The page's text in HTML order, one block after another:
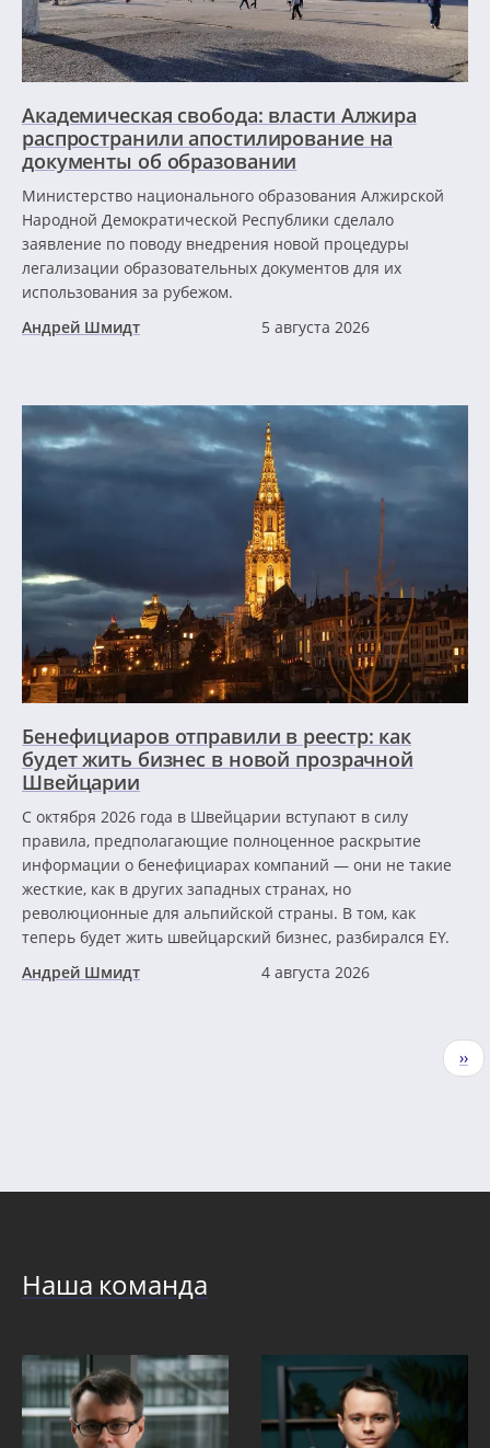
Академическая свобода: власти Алжира
распространили апостилирование на
документы об образовании
Министерство национального образования Алжирской
Народной Демократической Республики сделало
заявление по поводу внедрения новой процедуры
легализации образовательных документов для их
использования за рубежом.
Андрей Шмидт
5 августа 2026
Бенефициаров отправили в реестр: как
будет жить бизнес в новой прозрачной
Швейцарии
С октября 2026 года в Швейцарии вступают в силу
правила, предполагающие полноценное раскрытие
информации о бенефициарах компаний — они не такие
жесткие, как в других западных странах, но
революционные для альпийской страны. В том, как
теперь будет жить швейцарский бизнес, разбирался EY.
Андрей Шмидт
4 августа 2026
››
Наша команда